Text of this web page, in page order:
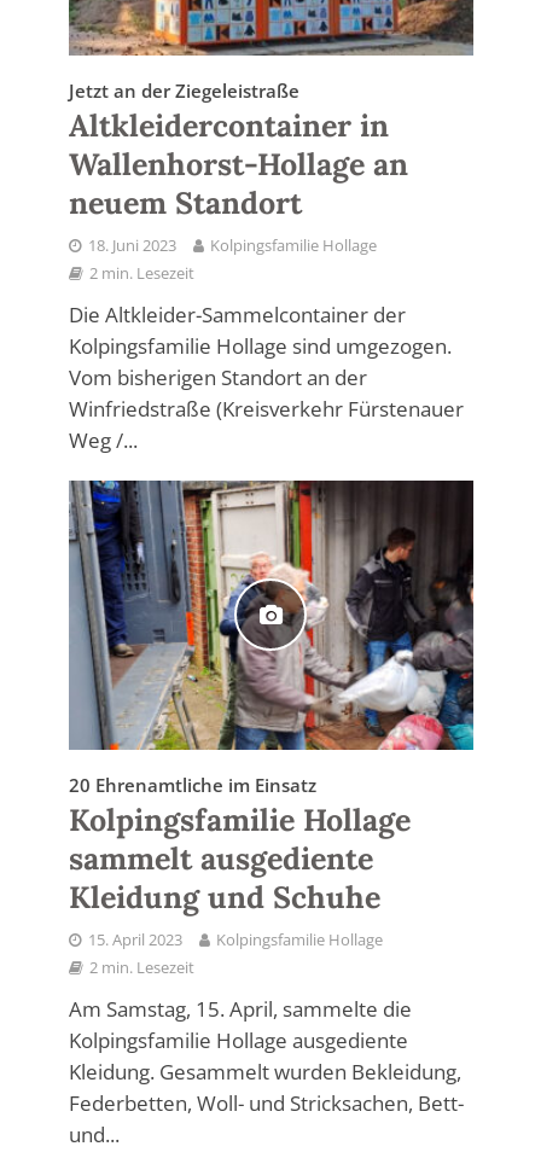
Jetzt an der Ziegeleistraße
Altkleidercontainer in
Wallenhorst-Hollage an
neuem Standort
18. Juni 2023
Kolpingsfamilie Hollage
2 min. Lesezeit
Die Altkleider-Sammelcontainer der
Kolpingsfamilie Hollage sind umgezogen.
Vom bisherigen Standort an der
Winfriedstraße (Kreisverkehr Fürstenauer
Weg /...
20 Ehrenamtliche im Einsatz
Kolpingsfamilie Hollage
sammelt ausgediente
Kleidung und Schuhe
15. April 2023
Kolpingsfamilie Hollage
2 min. Lesezeit
Am Samstag, 15. April, sammelte die
Kolpingsfamilie Hollage ausgediente
Kleidung. Gesammelt wurden Bekleidung,
Federbetten, Woll- und Stricksachen, Bett-
und...